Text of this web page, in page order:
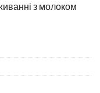
з молоком